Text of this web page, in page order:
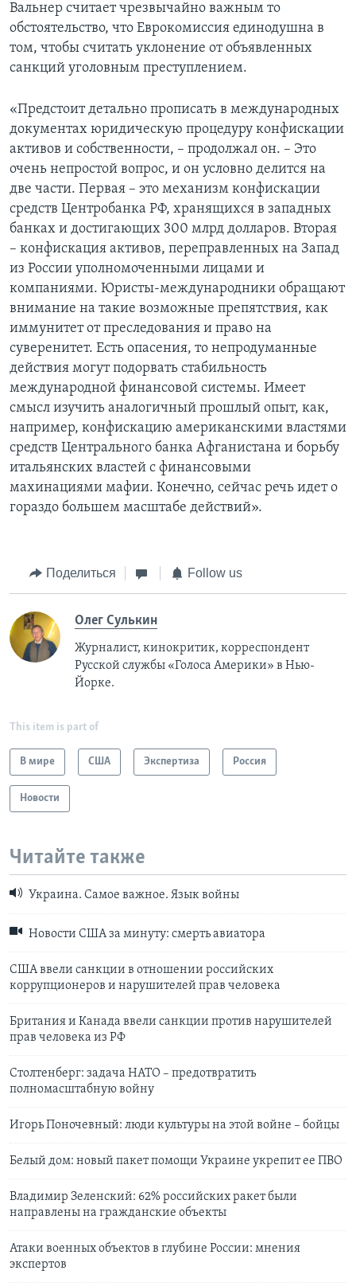
Вальнер считает чрезвычайно важным то
обстоятельство, что Еврокомиссия единодушна в
том, чтобы считать уклонение от объявленных
санкций уголовным преступлением.
«Предстоит детально прописать в международных
документах юридическую процедуру конфискации
активов и собственности, – продолжал он. – Это
очень непростой вопрос, и он условно делится на
две части. Первая – это механизм конфискации
средств Центробанка РФ, хранящихся в западных
банках и достигающих 300 млрд долларов. Вторая
– конфискация активов, переправленных на Запад
из России уполномоченными лицами и
компаниями. Юристы-международники обращают
внимание на такие возможные препятствия, как
иммунитет от преследования и право на
суверенитет. Есть опасения, то непродуманные
действия могут подорвать стабильность
международной финансовой системы. Имеет
смысл изучить аналогичный прошлый опыт, как,
например, конфискацию американскими властями
средств Центрального банка Афганистана и борьбу
итальянских властей с финансовыми
махинациями мафии. Конечно, сейчас речь идет о
гораздо большем масштабе действий».
Поделиться Follow us
Олег Сулькин
Журналист, кинокритик, корреспондент
Русской службы «Голоса Америки» в Нью-
Йорке.
This item is part of
В мире США Экспертиза Россия
Новости
Читайте также
Украина. Самое важное. Язык войны
Новости США за минуту: смерть авиатора
США ввели санкции в отношении российских
коррупционеров и нарушителей прав человека
Британия и Канада ввели санкции против нарушителей
прав человека из РФ
Столтенберг: задача НАТО – предотвратить
полномасштабную войну
Игорь Поночевный: люди культуры на этой войне – бойцы
Белый дом: новый пакет помощи Украине укрепит ее ПВО
Владимир Зеленский: 62% российских ракет были
направлены на гражданские объекты
Атаки военных объектов в глубине России: мнения
экспертов